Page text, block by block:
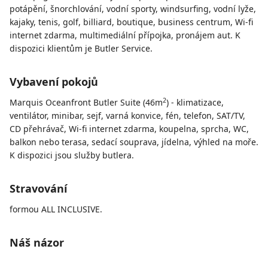
potápění, šnorchlování, vodní sporty, windsurfing, vodní lyže,
kajaky, tenis, golf, billiard, boutique, business centrum, Wi-fi
internet zdarma, multimediální přípojka, pronájem aut. K
dispozici klientům je Butler Service.
Vybavení pokojů
Marquis Oceanfront Butler Suite (46m2) - klimatizace,
ventilátor, minibar, sejf, varná konvice, fén, telefon, SAT/TV,
CD přehrávač, Wi-fi internet zdarma, koupelna, sprcha, WC,
balkon nebo terasa, sedací souprava, jídelna, výhled na moře.
K dispozici jsou služby butlera.
Stravování
formou ALL INCLUSIVE.
Náš názor